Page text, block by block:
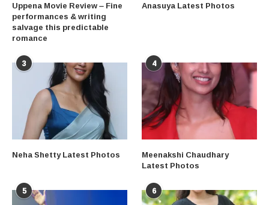
Uppena Movie Review – Fine
performances & writing
salvage this predictable
romance
Anasuya Latest Photos
3
Neha Shetty Latest Photos
4
Meenakshi Chaudhary
Latest Photos
5 6